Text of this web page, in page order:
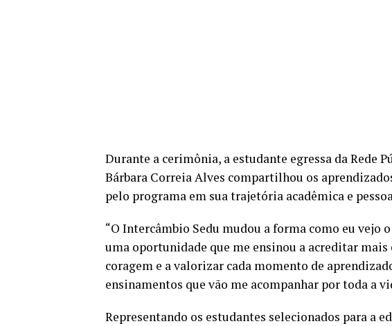
Durante a cerimônia, a estudante egressa da Rede
Bárbara Correia Alves compartilhou os
pelo programa em sua trajetória acadêmica e
“O Intercâmbio Sedu mudou a forma como eu vejo
uma oportunidade que me ensinou a acreditar
coragem e a valorizar cada momento de
ensinamentos que vão me acompanhar por toda a
Representando os estudantes selecionados para a